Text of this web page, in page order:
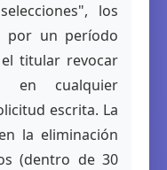
los
por un período
titular revocar
en cualquier
escrita. La
la eliminación
(dentro de 30